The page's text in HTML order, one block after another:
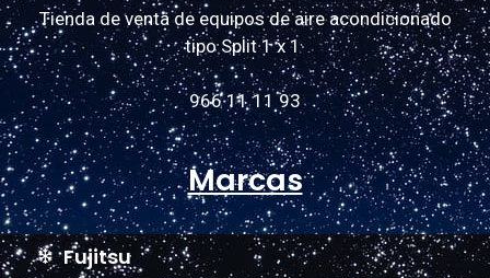
Tienda de venta de equipos de aire acondicionado
tipo Split 1 x 1
966 11 11 93
Marcas
Fujitsu